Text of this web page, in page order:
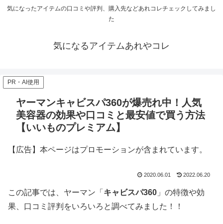
気になったアイテムの口コミや評判、購入先などあれコレチェックしてみまし
た
気になるアイテムあれやコレ
PR・AI使用
ヤーマンキャビスパ360が爆売れ中！人気
美容器の効果や口コミと最安値で買う方法
【いいものプレミアム】
【広告】本ページはプロモーションが含まれています。
2020.06.01 2022.06.20
この記事では、ヤーマン「 キャビスパ360 」の特徴や効
果、口コミ評判をいろいろと調べてみました！！